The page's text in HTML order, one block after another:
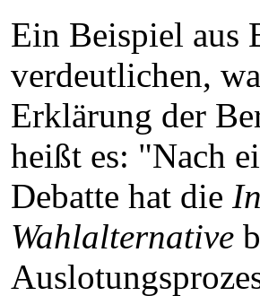
Ein Beispiel aus
verdeutlichen,
Erklärung der
heißt es: "Nach
Debatte hat die
Wahlalternative